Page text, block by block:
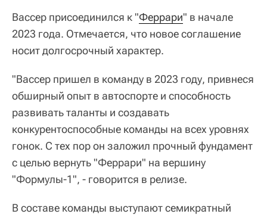
Вассер присоединился к "Феррари" в начале
2023 года. Отмечается, что новое соглашение
носит долгосрочный характер.
"Вассер пришел в команду в 2023 году, привнеся
обширный опыт в автоспорте и способность
развивать таланты и создавать
конкурентоспособные команды на всех уровнях
гонок. С тех пор он заложил прочный фундамент
с целью вернуть "Феррари" на вершину
"Формулы-1", - говорится в релизе.
В составе команды выступают семикратный